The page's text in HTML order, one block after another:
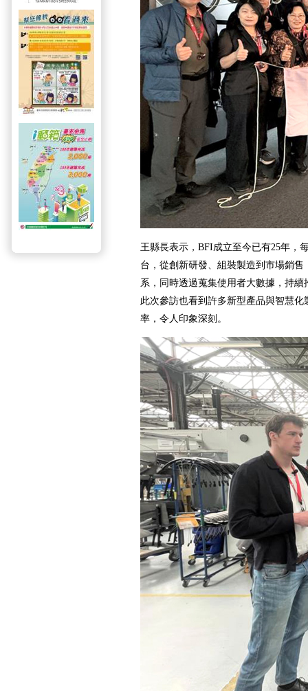
王縣長表示，BFI成立至今已有25年，
台，從創新研發、組裝製造到市場銷
系，同時透過蒐集使用者大數據，持
此次參訪也看到許多新型產品與智慧
率，令人印象深刻。